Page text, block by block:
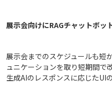
展示会までのスケジュールも短
ュニケーションを取り短期間で改
生成AIのレスポンスに応じたUI